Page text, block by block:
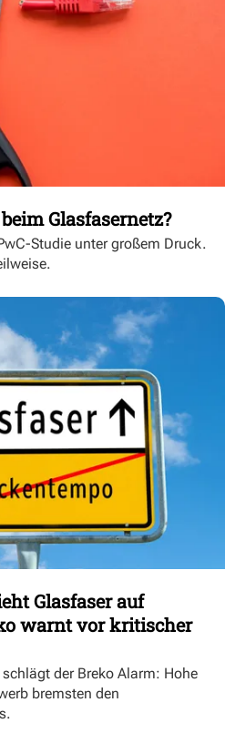
Glasfasernetz?
Studie unter großem Druck.
Glasfaser auf
warnt vor kritischer
der Breko Alarm: Hohe
bremsten den